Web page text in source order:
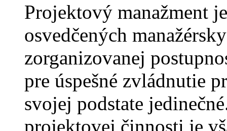
Projektový manažment
osvedčených
zorganizovanej
pre úspešné zvládnutie
svojej podstate
projektovej činnosti je